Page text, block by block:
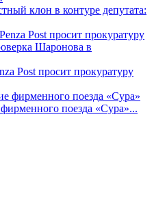
клон в контуре депутата:
Post просит прокуратуру
поезда «Сура»...